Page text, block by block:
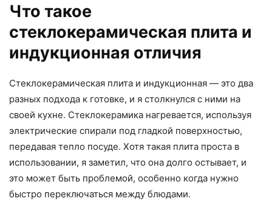
Что такое
стеклокерамическая плита и
индукционная отличия
Стеклокерамическая плита и индукционная — это два
разных подхода к готовке, и я столкнулся с ними на
своей кухне. Стеклокерамика нагревается, используя
электрические спирали под гладкой поверхностью,
передавая тепло посуде. Хотя такая плита проста в
использовании, я заметил, что она долго остывает, и
это может быть проблемой, особенно когда нужно
быстро переключаться между блюдами.